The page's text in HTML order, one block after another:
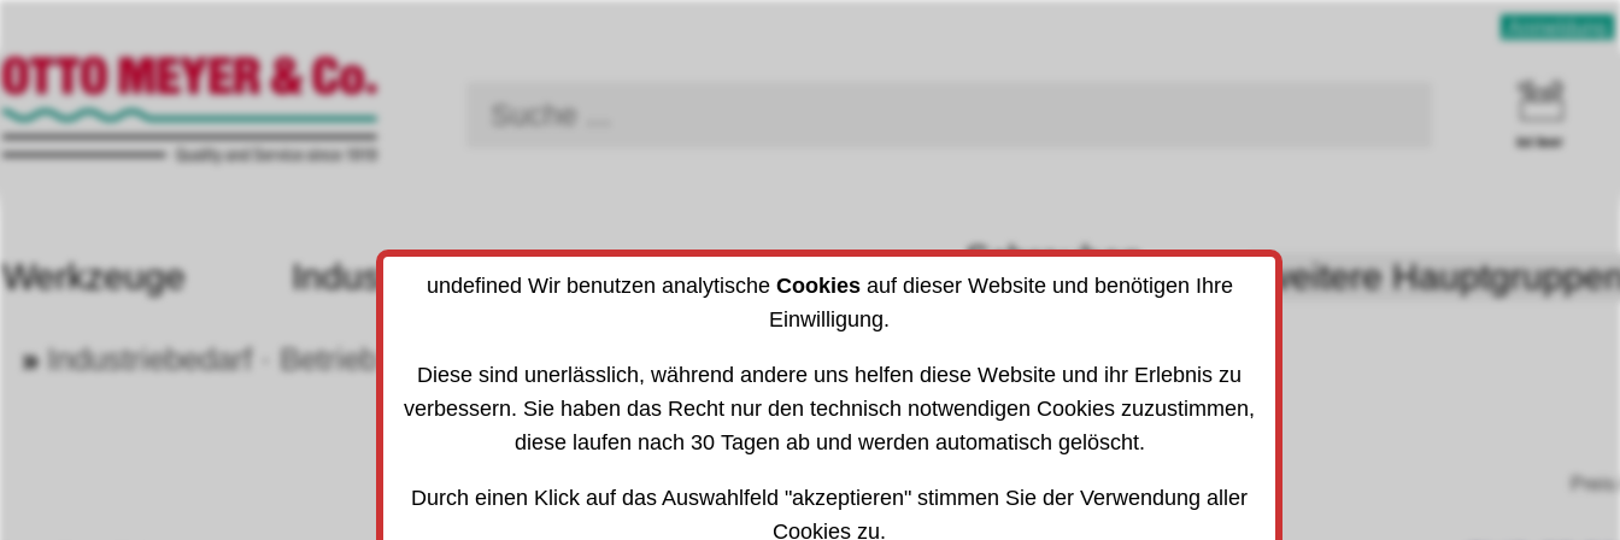
Anmeldung
ist leer
Werkzeuge Industriebedarf Arbeitsschutz
Schrauben
DIN (ISO)
weitere
» Industriebedarf · Betrieb » chemische Artikel 2019 » Gewinde- Dichtung u. Sicherung
undefined Wir benutzen analytische Cookiesauf dieser Website und benötigen Ihre
Einwilligung.
Diese sind unerlässlich, während andere uns helfen diese Website und ihr Erlebnis zu
verbessern. Sie haben das Recht nur den technisch notwendigen Cookies zuzustimmen,
diese laufen nach 30 Tagen ab und werden automatisch gelöscht.
Durch einen Klick auf das Auswahlfeld "akzeptieren" stimmen Sie der Verwendung aller
Cookies zu.